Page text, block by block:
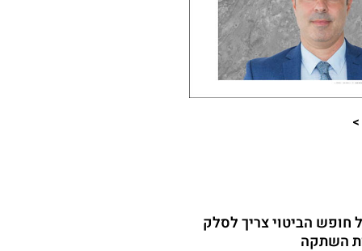
חופש הביטוי צריך לסלק
השתקה